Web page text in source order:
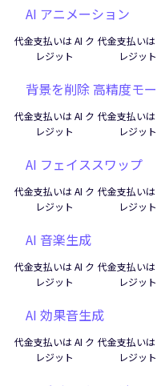
AI アニメーション
代金支払いは AI ク
レジット
代金支払いは
レジット
背景を削除 高精度モ
代金支払いは AI ク
レジット
代金支払いは
レジット
AI フェイススワップ
代金支払いは AI ク
レジット
代金支払いは
レジット
AI 音楽生成
代金支払いは AI ク
レジット
代金支払いは
レジット
AI 効果音生成
代金支払いは AI ク
レジット
代金支払いは
レジット